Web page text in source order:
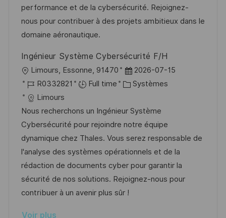
a
t
i
n
a
f
f
c
h
a
g
e
n
c
e
u
p
o
e
o
r
i
performance et de la cybersécurité. Rejoignez-
nous pour contribuer à des projets ambitieux dans le
domaine aéronautique.
Ingénieur Système Cybersécurité F/H
o
c
a
l
i
s
a
t
i
Limours, Essonne, 91470
D
a
e
d
a
f
f
i
2026-07-15
R
é
f
é
r
e
n
c
e
R0332821 Full time
C
t
é
g
o
r
i
e
Systèmes
Limours
Nous recherchons un Ingénieur Système
Cybersécurité pour rejoindre notre équipe
dynamique chez Thales. Vous serez responsable de
l'analyse des systèmes opérationnels et de la
rédaction de documents cyber pour garantir la
sécurité de nos solutions. Rejoignez-nous pour
contribuer à un avenir plus sûr !
Voir plus